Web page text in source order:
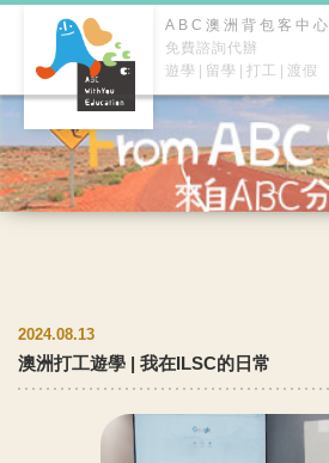
ABC澳洲背包客中心
免費諮詢代辦
遊學
留學 打工 渡假
2024.08.13
澳洲打工遊學 | 我在ILSC的日常